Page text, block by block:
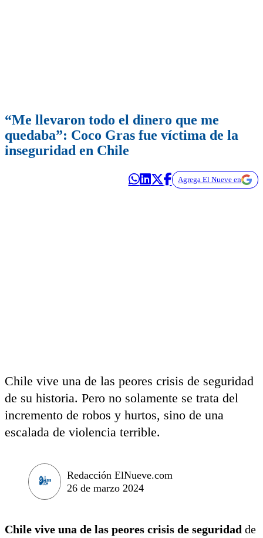
“Me llevaron todo el dinero que me
quedaba”: Coco Gras fue víctima de la
inseguridad en Chile
Agrega El Nueve en
Chile vive una de las peores crisis de seguridad
de su historia. Pero no solamente se trata del
incremento de robos y hurtos, sino de una
escalada de violencia terrible.
Redacción ElNueve.com
26 de marzo 2024
Chile vive una de las peores crisis de seguridad de